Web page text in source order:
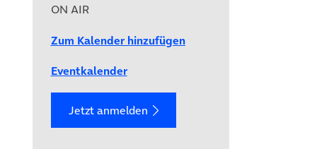
ON AIR
Zum Kalender hinzufügen
Eventkalender
Jetzt anmelden